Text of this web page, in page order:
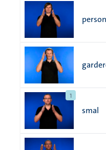
person
1
smal